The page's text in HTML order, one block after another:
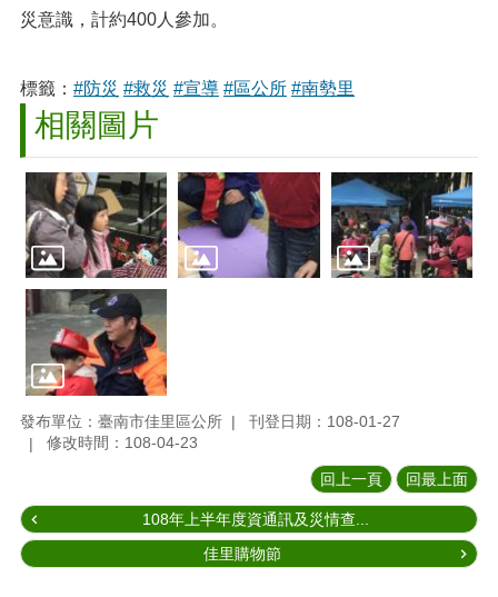
災意識，計約400人參加。
標籤： #防災 #救災 #宣導 #區公所 #南勢里
相關圖片
發布單位：臺南市佳里區公所
刊登日期：108-01-27
修改時間：108-04-23
回上一頁 回最上面
108年上半年度資通訊及災情查...
佳里購物節